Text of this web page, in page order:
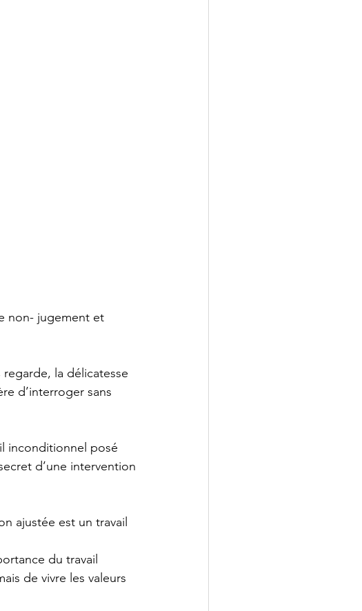
non- jugement et
la délicatesse
d’interroger sans
inconditionnel posé
d’une intervention
ajustée est un travail
du travail
de vivre les valeurs